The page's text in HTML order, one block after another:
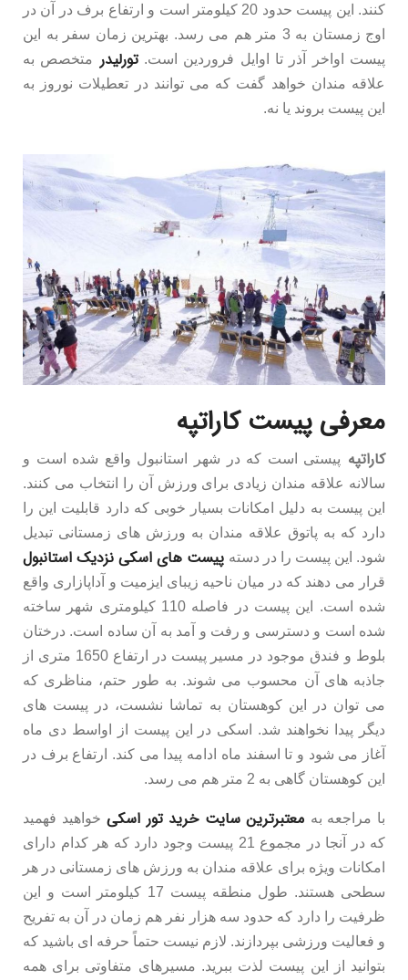
کنند. این پیست حدود 20 کیلومتر است و ارتفاع برف در آن در
اوج زمستان به 3 متر هم می رسد. بهترین زمان سفر به این
پیست اواخر آذر تا اوایل فروردین است.تورلیدر متخصص به
علاقه مندان خواهد گفت که می توانند در تعطیلات نوروز به
این پیست بروند یا نه.
معرفی پیست کاراتپه
کاراتپه پیستی است که در شهر استانبول واقع شده است و
سالانه علاقه مندان زیادی برای ورزش آن را انتخاب می کنند.
این پیست به دلیل امکانات بسیار خوبی که دارد قابلیت این را
دارد که به پاتوق علاقه مندان به ورزش های زمستانی تبدیل
شود. این پیست را در دسته پیست های اسکی نزدیک استانبول
قرار می دهند که در میان ناحیه زیبای ایزمیت و آداپازاری واقع
شده است. این پیست در فاصله 110 کیلومتری شهر ساخته
شده است و دسترسی و رفت و آمد به آن ساده است. درختان
بلوط و فندق موجود در مسیر پیست در ارتفاع 1650 متری از
جاذبه های آن محسوب می شوند. به طور حتم، مناظری که
می توان در این کوهستان به تماشا نشست، در پیست های
دیگر پیدا نخواهند شد. اسکی در این پیست از اواسط دی ماه
آغاز می شود و تا اسفند ماه ادامه پیدا می کند. ارتفاع برف در
این کوهستان گاهی به 2 متر هم می رسد.
با مراجعه به معتبرترین سایت خرید تور اسکی خواهید فهمید
که در آنجا در مجموع 21 پیست وجود دارد که هر کدام دارای
امکانات ویژه برای علاقه مندان به ورزش های زمستانی در هر
سطحی هستند. طول منطقه پیست 17 کیلومتر است و این
ظرفیت را دارد که حدود سه هزار نفر هم زمان در آن به تفریح
و فعالیت ورزشی بپردازند. لازم نیست حتماً حرفه ای باشید که
بتوانید از این پیست لذت ببرید. مسیرهای متفاوتی برای همه